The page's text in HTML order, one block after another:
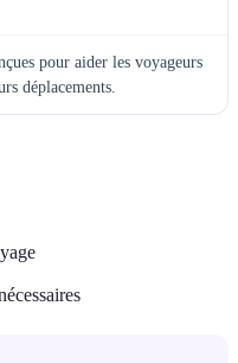
pour aider les voyageurs
déplacements.